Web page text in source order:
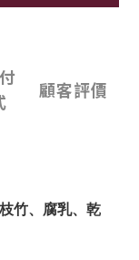
顧客評價
竹、腐乳、 乾